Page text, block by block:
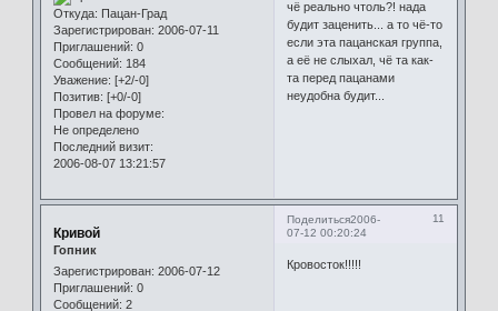
Откуда: Пацан-Град
Зарегистрирован: 2006-07-11
Приглашений: 0
Сообщений: 184
Уважение: [+2/-0]
Позитив: [+0/-0]
Провел на форуме:
Не определено
Последний визит:
2006-08-07 13:21:57
чё реально чтоль?! нада
будит заценить... а то чё-то
если эта пацанская группа,
а её не слыхал, чё та как-
та перед пацанами
неудобна будит...
Поделиться 11
2006-
07-12 00:20:24
Кривой
Гопник
Зарегистрирован: 2006-07-12
Приглашений: 0
Сообщений: 2
Кровосток!!!!!